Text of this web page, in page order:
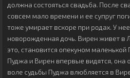
должна состояться свадьба. После
совсем мало времени и ее супруг
тоже умирает вскоре при родах. У
новорожденная дочь. Вирен живет в
это, становится опекуном
Пуджа и Вирен впервые видятся, она
воле судьбы Пуджа влюбляется в